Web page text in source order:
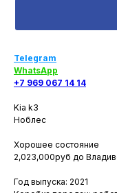
Telegram
WhatsApp
+7 969 067 14 14
Kia k3
Ноблес
Хорошее состояние
2,023,000руб до
Год выпуска: 2021